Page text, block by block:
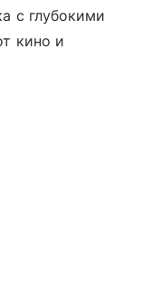
с глубокими
кино и